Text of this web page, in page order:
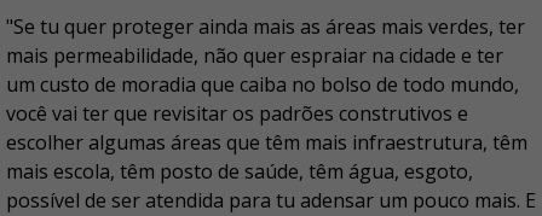
"Se tu quer proteger ainda mais as áreas mais verdes, ter
mais permeabilidade, não quer espraiar na cidade e ter
um custo de moradia que caiba no bolso de todo mundo,
você vai ter que revisitar os padrões construtivos e
escolher algumas áreas que têm mais infraestrutura, têm
mais escola, têm posto de saúde, têm água, esgoto,
possível de ser atendida para tu adensar um pouco mais. E